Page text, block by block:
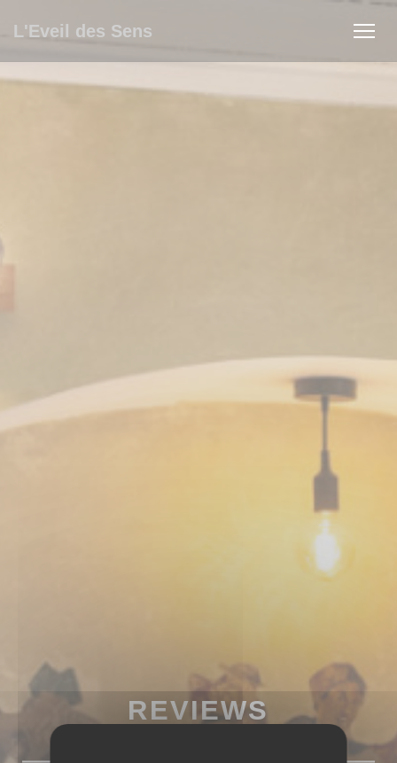
L'Eveil des Sens
REVIEWS